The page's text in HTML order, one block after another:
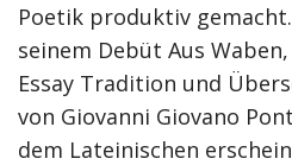
Poetik produktiv
seinem Debüt Aus
Essay Tradition und
von Giovanni Giovano
dem Lateinischen